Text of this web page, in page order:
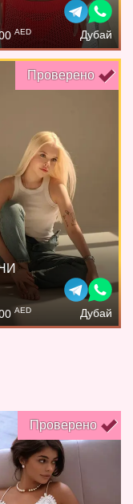
AED Дубай
Проверено
AED Дубай
Проверено